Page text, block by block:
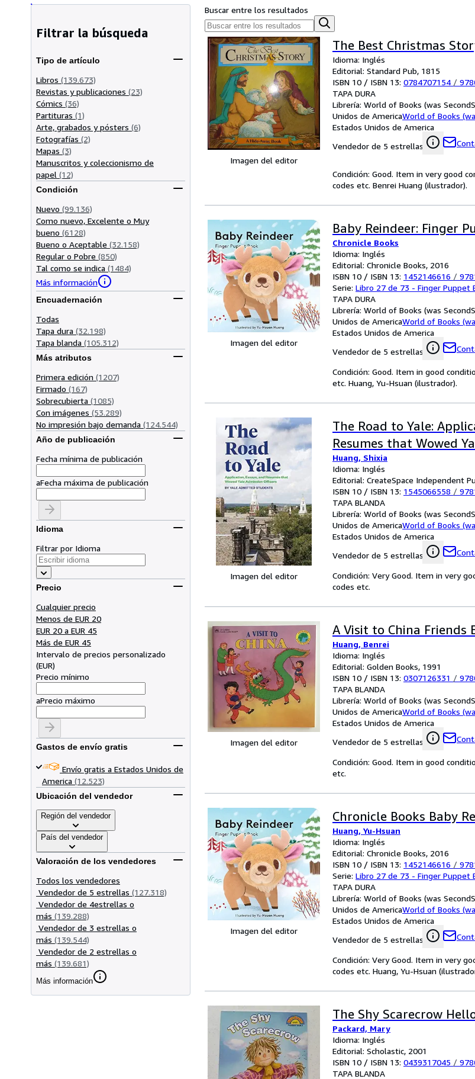
Filtrar la búsqueda
Tipo de artículo
Libros (139.673)
Revistas y publicaciones (23)
Cómics (36)
Partituras (1)
Arte, grabados y pósters (6)
Fotografías (2)
Mapas (3)
Manuscritos y coleccionismo de
papel (12)
Condición
Nuevo (99.136)
Como nuevo, Excelente o Muy
bueno (6128)
Bueno o Aceptable (32.158)
Regular o Pobre (850)
Tal como se indica (1484)
Más información
Encuadernación
Todas
Tapa dura (32.198)
Tapa blanda (105.312)
Más atributos
Primera edición (1207)
Firmado (167)
Sobrecubierta (1085)
Con imágenes (53.289)
No impresión bajo demanda (124.544)
Año de publicación
Fecha mínima de publicación
aFecha máxima de publicación
Idioma
Filtrar por Idioma
Precio
Cualquier precio
Menos de EUR 20
EUR 20 a EUR 45
Más de EUR 45
Intervalo de precios personalizado
(EUR)
Precio mínimo
aPrecio máximo
Gastos de envío gratis
Envío gratis a Estados Unidos de
America (12.523)
Ubicación del vendedor
Región del vendedor
País del vendedor
Valoración de los vendedores
Todos los vendedores
Vendedor de 5 estrellas (127.318)
Vendedor de 4estrellas o
más (139.288)
Vendedor de 3 estrellas o
más (139.544)
Vendedor de 2 estrellas o
más (139.681)
Más información
Buscar entre los resultados
Imagen del editor
The Best Christmas
Idioma: Inglés
Editorial: Standard Pub, 1815
ISBN 10 / ISBN 13: 0784707154 /
TAPA DURA
Librería: World of Books (was
Unidos de AmericaWorld of Books
Estados Unidos de America
Vendedor de 5 estrellas
Condición: Good. Item in very good
codes etc. Benrei Huang (ilustrador).
Imagen del editor
Baby Reindeer: Finger
Chronicle Books
Idioma: Inglés
Editorial: Chronicle Books, 2016
ISBN 10 / ISBN 13: 1452146616 /
Serie: Libro 27 de 73 - Finger Puppet
TAPA DURA
Librería: World of Books (was
Unidos de AmericaWorld of Books
Estados Unidos de America
Vendedor de 5 estrellas
Condición: Good. Item in good
etc. Huang, Yu-Hsuan (ilustrador).
Imagen del editor
The Road to Yale:
Resumes that Wowed
Huang, Shixia
Idioma: Inglés
Editorial: CreateSpace Independent
ISBN 10 / ISBN 13: 1545066558 /
TAPA BLANDA
Librería: World of Books (was
Unidos de AmericaWorld of Books
Estados Unidos de America
Vendedor de 5 estrellas
Condición: Very Good. Item in very
codes etc.
Imagen del editor
A Visit to China Friends
Huang, Benrei
Idioma: Inglés
Editorial: Golden Books, 1991
ISBN 10 / ISBN 13: 0307126331 /
TAPA BLANDA
Librería: World of Books (was
Unidos de AmericaWorld of Books
Estados Unidos de America
Vendedor de 5 estrellas
Condición: Good. Item in good
etc.
Imagen del editor
Chronicle Books Baby
Huang, Yu-Hsuan
Idioma: Inglés
Editorial: Chronicle Books, 2016
ISBN 10 / ISBN 13: 1452146616 /
Serie: Libro 27 de 73 - Finger Puppet
TAPA DURA
Librería: World of Books (was
Unidos de AmericaWorld of Books
Estados Unidos de America
Vendedor de 5 estrellas
Condición: Very Good. Item in very
codes etc. Huang, Yu-Hsuan
The Shy Scarecrow
Packard, Mary
Idioma: Inglés
Editorial: Scholastic, 2001
ISBN 10 / ISBN 13: 0439317045 /
TAPA BLANDA